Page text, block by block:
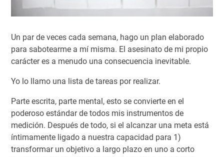
Un par de veces cada semana, hago un plan elaborado
para sabotearme a mí misma. El asesinato de mi propio
carácter es a menudo una consecuencia inevitable.
Yo lo llamo una lista de tareas por realizar.
Parte escrita, parte mental, esto se convierte en el
poderoso estándar de todos mis instrumentos de
medición. Después de todo, si el alcanzar una meta está
íntimamente ligado a nuestra capacidad para 1)
transformar un objetivo a largo plazo en uno a corto